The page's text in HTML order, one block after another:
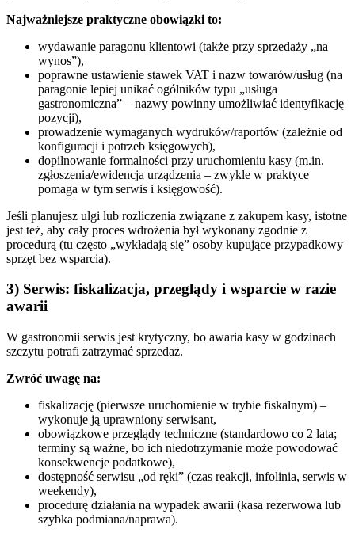
Najważniejsze praktyczne obowiązki to:
wydawanie paragonu klientowi (także przy sprzedaży „na
wynos”),
poprawne ustawienie stawek VAT i nazw towarów/usług (na
paragonie lepiej unikać ogólników typu „usługa
gastronomiczna” – nazwy powinny umożliwiać identyfikację
pozycji),
prowadzenie wymaganych wydruków/raportów (zależnie od
konfiguracji i potrzeb księgowych),
dopilnowanie formalności przy uruchomieniu kasy (m.in.
zgłoszenia/ewidencja urządzenia – zwykle w praktyce
pomaga w tym serwis i księgowość).
Jeśli planujesz ulgi lub rozliczenia związane z zakupem kasy, istotne
jest też, aby cały proces wdrożenia był wykonany zgodnie z
procedurą (tu często „wykładają się” osoby kupujące przypadkowy
sprzęt bez wsparcia).
3) Serwis: fiskalizacja, przeglądy i wsparcie w razie
awarii
W gastronomii serwis jest krytyczny, bo awaria kasy w godzinach
szczytu potrafi zatrzymać sprzedaż.
Zwróć uwagę na:
fiskalizację (pierwsze uruchomienie w trybie fiskalnym) –
wykonuje ją uprawniony serwisant,
obowiązkowe przeglądy techniczne (standardowo co 2 lata;
terminy są ważne, bo ich niedotrzymanie może powodować
konsekwencje podatkowe),
dostępność serwisu „od ręki” (czas reakcji, infolinia, serwis w
weekendy),
procedurę działania na wypadek awarii (kasa rezerwowa lub
szybka podmiana/naprawa).